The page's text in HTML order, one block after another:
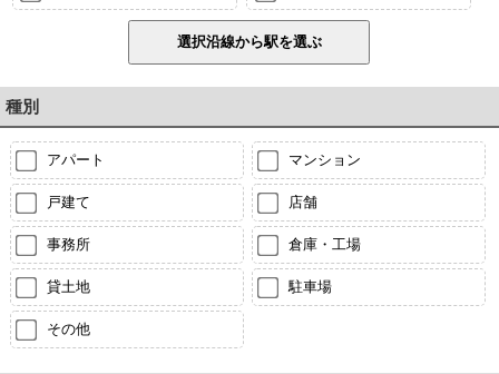
種別
アパート マンション
戸建て 店舗
事務所 倉庫・工場
貸土地 駐車場
その他